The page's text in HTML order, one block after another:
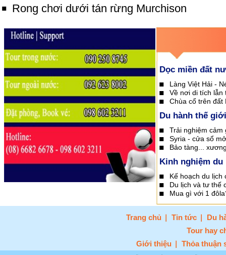
Rong chơi dưới tán rừng Murchison
Dọc miền đất
Làng Việt Hải -
Về nơi di tích lẫn
Chùa cổ trên đất
Du hành thế giới
Trải nghiệm cảm
Syria - cửa sổ
Bảo tàng...
Kinh nghiệm du
Kế hoạch du lịch
Du lịch và tư thế
Mua gì với 1
Trang chủ Tin tức
Du
Tour hay
Giới thiệu
Thỏa thuận